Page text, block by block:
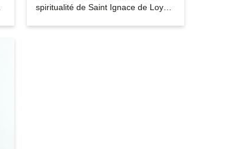
spiritualité de Saint Ignace de Loyola